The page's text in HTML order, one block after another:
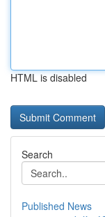
HTML is disabled
Search
Published News